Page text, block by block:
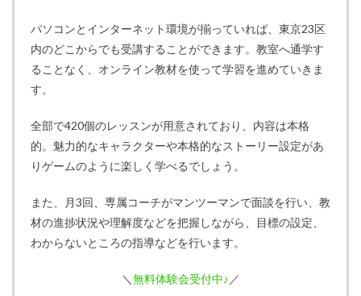
パソコンとインターネット環境が揃っていれば、東京23区
内のどこからでも受講することができます。教室へ通学す
ることなく、オンライン教材を使って学習を進めていきま
す。
全部で420個のレッスンが用意されており、内容は本格
的。魅力的なキャラクターや本格的なストーリー設定があ
りゲームのように楽しく学べるでしょう。
また、月3回、専属コーチがマンツーマンで面談を行い、教
材の進捗状況や理解度などを把握しながら、目標の設定、
わからないところの指導などを行います。
＼ 無料体験会受付中♪ ／